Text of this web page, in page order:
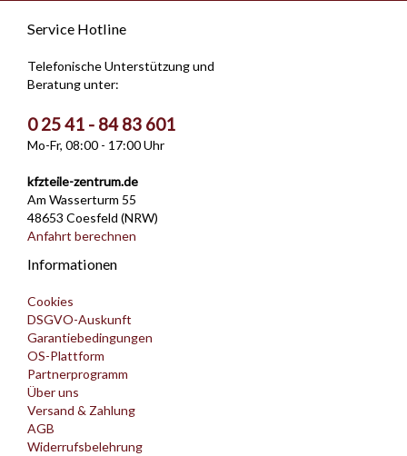
Service Hotline
Telefonische Unterstützung und
Beratung unter:
0 25 41 - 84 83 601
Mo-Fr, 08:00 - 17:00 Uhr
kfzteile-zentrum.de
Am Wasserturm 55
48653 Coesfeld (NRW)
Anfahrt berechnen
Informationen
Cookies
DSGVO-Auskunft
Garantiebedingungen
OS-Plattform
Partnerprogramm
Über uns
Versand & Zahlung
AGB
Widerrufsbelehrung